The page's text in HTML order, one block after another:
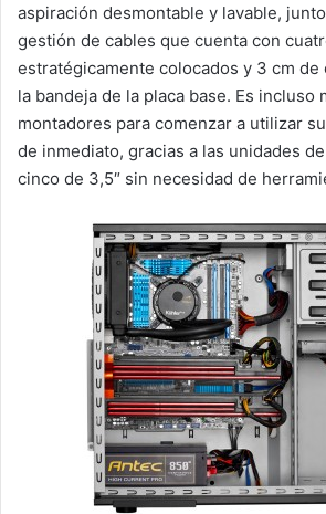
aspiración desmontable y lavable,
gestión de cables que cuenta con
estratégicamente colocados y 3 cm de
la bandeja de la placa base. Es incluso
montadores para comenzar a utilizar
de inmediato, gracias a las unidades
cinco de 3,5″ sin necesidad de